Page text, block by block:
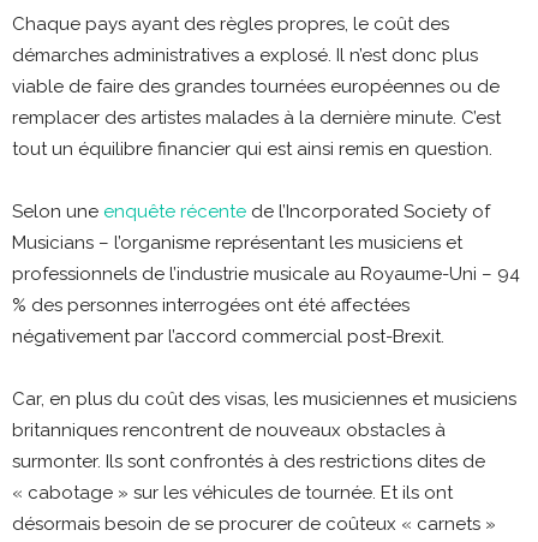
Chaque pays ayant des règles propres, le coût des
démarches administratives a explosé. Il n’est donc plus
viable de faire des grandes tournées européennes ou de
remplacer des artistes malades à la dernière minute. C’est
tout un équilibre financier qui est ainsi remis en question.
Selon une enquête récente de l’Incorporated Society of
Musicians – l’organisme représentant les musiciens et
professionnels de l’industrie musicale au Royaume-Uni – 94
% des personnes interrogées ont été affectées
négativement par l’accord commercial post-Brexit.
Car, en plus du coût des visas, les musiciennes et musiciens
britanniques rencontrent de nouveaux obstacles à
surmonter. Ils sont confrontés à des restrictions dites de
« cabotage » sur les véhicules de tournée. Et ils ont
désormais besoin de se procurer de coûteux « carnets »